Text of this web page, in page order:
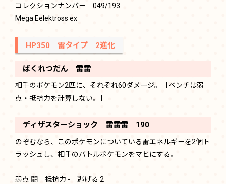
コレクションナンバー 049/193
Mega Eelektross ex
HP350 雷タイプ 2進化
ばくれつだん 雷雷
相手のポケモン2匹に、それぞれ60ダメージ。［ベンチは弱
点・抵抗力を計算しない。］
ディザスターショック 雷雷雷 190
のぞむなら、このポケモンについている雷エネルギーを2個ト
ラッシュし、相手のバトルポケモンをマヒにする。
弱点 闘 抵抗力 - 逃げる 2